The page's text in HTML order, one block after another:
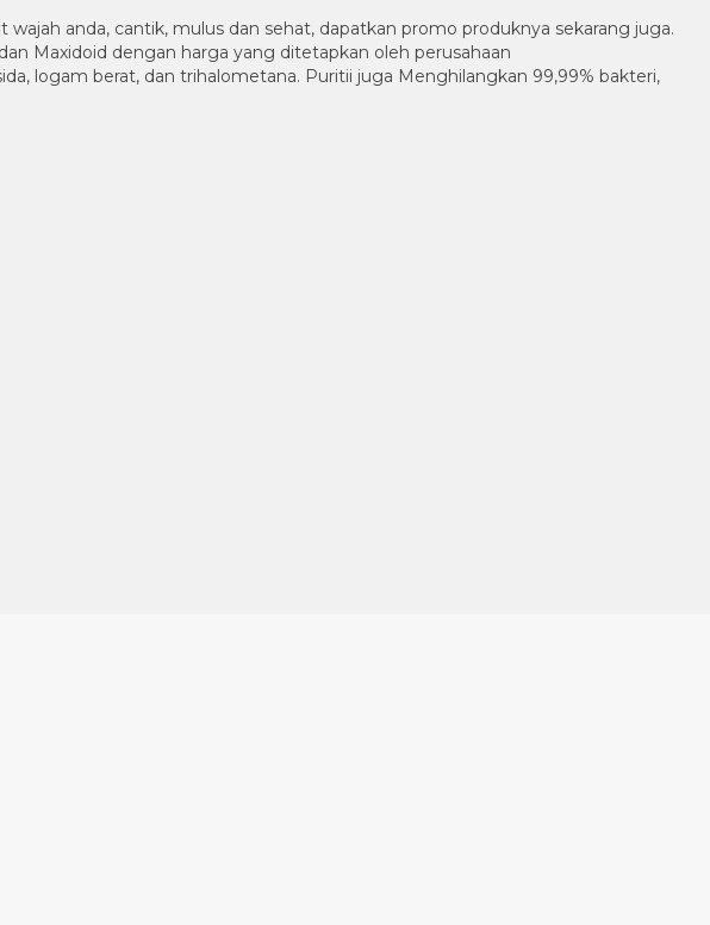
anda, cantik, mulus dan sehat, dapatkan promo produknya sekarang juga.
Maxidoid dengan harga yang ditetapkan oleh perusahaan
logam berat, dan trihalometana. Puritii juga Menghilangkan 99,99% bakteri,